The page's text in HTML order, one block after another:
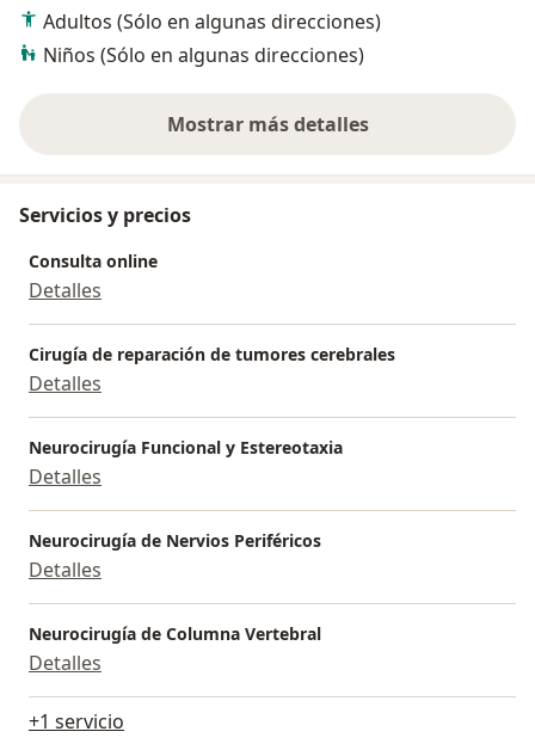
Adultos (Sólo en algunas direcciones)
Niños (Sólo en algunas direcciones)
Mostrar más detalles
sobre la experiencia
Servicios y precios
Consulta online
Detalles
Cirugía de reparación de tumores cerebrales
Detalles
Neurocirugía Funcional y Estereotaxia
Detalles
Neurocirugía de Nervios Periféricos
Detalles
Neurocirugía de Columna Vertebral
Detalles
+1 servicio